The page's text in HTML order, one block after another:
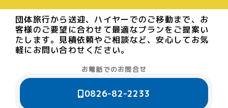
団体旅行から送迎、ハイヤーでのご移動まで、お
客様のご要望に合わせて最適なプランをご提案い
たします。見積依頼やご相談など、安心してお気
軽にお問い合わせください。
お電話でのお問合せ
0826-82-2233